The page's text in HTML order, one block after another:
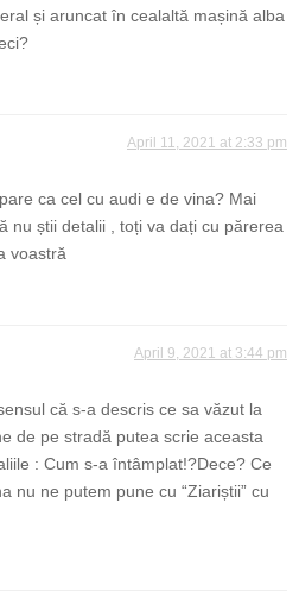
și aruncat în cealaltă mașină alba
April 11, 2021 at 2:33 pm
ca cel cu audi e de vina? Mai
nu știi detalii , toți va dați cu părerea
voastră
April 9, 2021 at 3:44 pm
că s-a descris ce sa văzut la
de pe stradă putea scrie aceasta
: Cum s-a întâmplat!?Dece? Ce
nu ne putem pune cu “Ziariștii” cu